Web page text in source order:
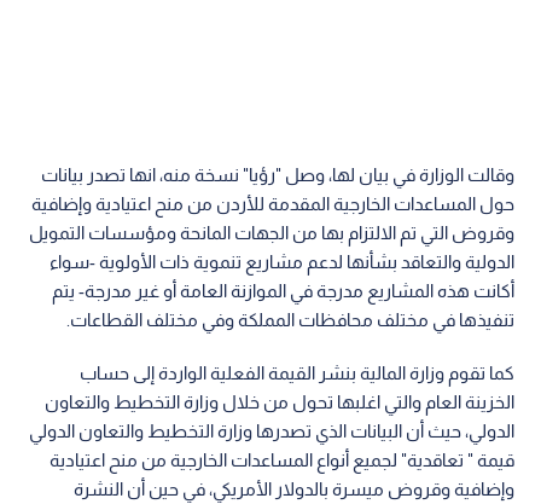
وقالت الوزارة في بيان لها، وصل "رؤيا" نسخة منه، انها تصدر بيانات
حول المساعدات الخارجية المقدمة للأردن من منح اعتيادية وإضافية
وقروض التي تم الالتزام بها من الجهات المانحة ومؤسسات التمويل
الدولية والتعاقد بشأنها لدعم مشاريع تنموية ذات الأولوية -سواء
أكانت هذه المشاريع مدرجة في الموازنة العامة أو غير مدرجة- يتم
تنفيذها في مختلف محافظات المملكة وفي مختلف القطاعات.
كما تقوم وزارة المالية بنشر القيمة الفعلية الواردة إلى حساب
الخزينة العام والتي اغلبها تحول من خلال وزارة التخطيط والتعاون
الدولي، حيث أن البيانات الذي تصدرها وزارة التخطيط والتعاون الدولي
قيمة " تعاقدية" لجميع أنواع المساعدات الخارجية من منح اعتيادية
وإضافية وقروض ميسرة بالدولار الأمريكي، في حين أن النشرة